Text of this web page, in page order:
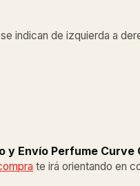
indican de izquierda a
y Envío Perfume Curve
te irá orientando en